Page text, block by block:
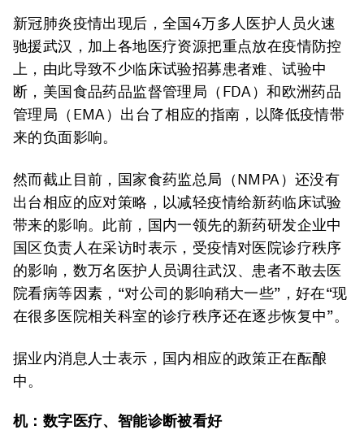
新冠肺炎疫情出现后，全国4万多人医护人员火速
驰援武汉，加上各地医疗资源把重点放在疫情防控
上，由此导致不少临床试验招募患者难、试验中
断，美国食品药品监督管理局（FDA）和欧洲药品
管理局（EMA）出台了相应的指南，以降低疫情带
来的负面影响。
然而截止目前，国家食药监总局（NMPA）还没有
出台相应的应对策略，以减轻疫情给新药临床试验
带来的影响。此前，国内一领先的新药研发企业中
国区负责人在采访时表示，受疫情对医院诊疗秩序
的影响，数万名医护人员调往武汉、患者不敢去医
院看病等因素，“对公司的影响稍大一些”，好在“现
在很多医院相关科室的诊疗秩序还在逐步恢复中”。
据业内消息人士表示，国内相应的政策正在酝酿
中。
机：数字医疗、智能诊断被看好